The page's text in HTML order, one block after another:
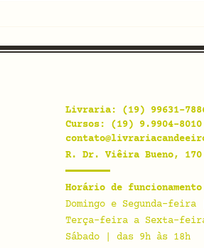
Livraria: (19) 99631-
Cursos: (19) 9.9904-8010
R. Dr. Viêira Bueno, 170
Horário de
Domingo e Segunda-feira
Terça-feira a Sexta-
Sábado | das 9h às 18h